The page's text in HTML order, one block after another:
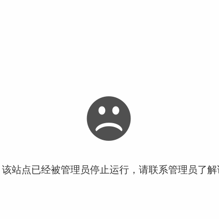
站点已经被管理员停止运行，请联系管理员了